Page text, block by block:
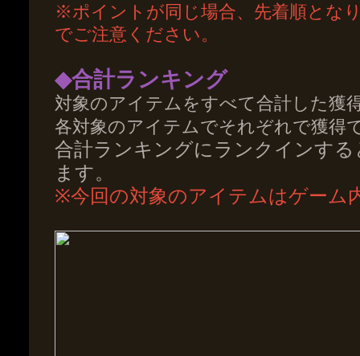
※ポイントが同じ場合、先着順とな
でご注意ください。
◆合計ランキング
対象のアイテムをすべて合計した獲
各対象のアイテムでそれぞれで獲得
合計ランキングにランクインす
ます。
※今回の対象のアイテムはゲーム